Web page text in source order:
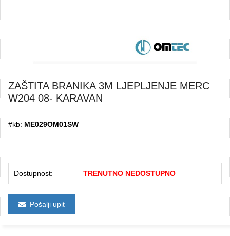
ZAŠTITA BRANIKA 3M LJEPLJENJE MERC
W204 08- KARAVAN
#kb: ME029OM01SW
Dostupnost: TRENUTNO NEDOSTUPNO
Pošalji upit